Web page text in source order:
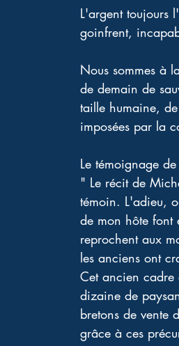
L'argent toujours
goinfrent,
Nous sommes à
de demain de
taille humaine,
imposées par la
Le témoignage
" Le récit de
témoin. L'adieu,
de mon hôte
reprochent aux
les anciens ont
Cet ancien cadre
dizaine de
bretons de vente
grâce à ces